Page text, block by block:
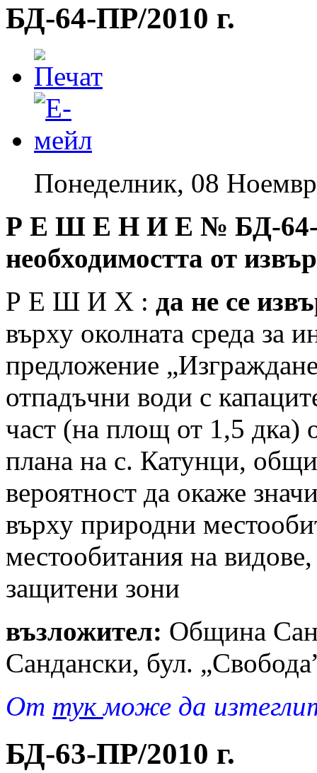
БД-64-ПР/2010 г.
Понеделник, 08
Р Е Ш Е Н И Е № БД-
необходимостта от
Р Е Ш И Х : да не се
върху околната среда за
предложение
отпадъчни води с
част (на площ от 1,5
плана на с. Катунци,
вероятност да окаже
върху природни
местообитания на
защитени зони
възложител: Община
Сандански, бул.
От тукможе да
БД-63-ПР/2010 г.